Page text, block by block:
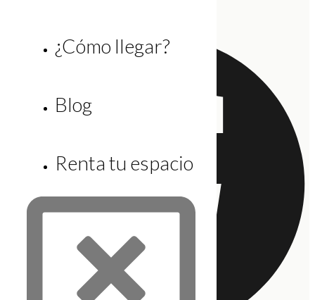
¿Cómo llegar?
Blog
Renta tu espacio